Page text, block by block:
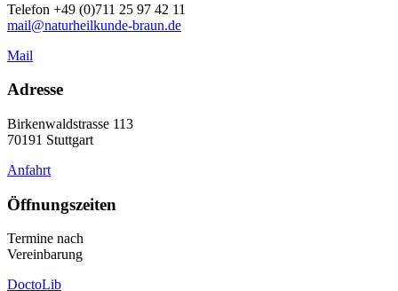
Telefon +49 (0)711 25 97 42 11
mail@naturheilkunde-braun.de
Mail
Adresse
Birkenwaldstrasse 113
70191 Stuttgart
Anfahrt
Öffnungszeiten
Termine nach
Vereinbarung
DoctoLib